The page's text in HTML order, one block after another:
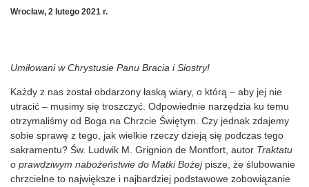
Wrocław, 2 lutego 2021 r.
Umiłowani w Chrystusie Panu Bracia i Siostry!
Każdy z nas został obdarzony łaską wiary, o którą – aby jej nie
utracić – musimy się troszczyć. Odpowiednie narzędzia ku temu
otrzymaliśmy od Boga na Chrzcie Świętym. Czy jednak zdajemy
sobie sprawę z tego, jak wielkie rzeczy dzieją się podczas tego
sakramentu? Św. Ludwik M. Grignion de Montfort, autor Traktatu
o prawdziwym nabożeństwie do Matki Bożej pisze, że ślubowanie
chrzcielne to największe i najbardziej podstawowe zobowiązanie